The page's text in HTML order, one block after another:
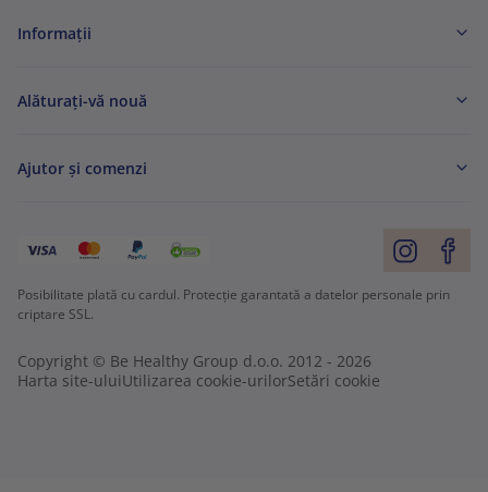
Informaţii
Alăturați-vă nouă
Ajutor și comenzi
Posibilitate plată cu cardul. Protecție garantată a datelor personale prin
criptare SSL.
Copyright © Be Healthy Group d.o.o. 2012 - 2026
Harta site-uluiUtilizarea cookie-urilorSetări cookie